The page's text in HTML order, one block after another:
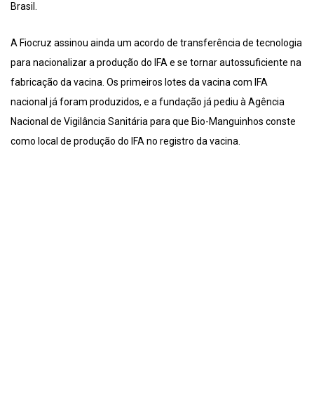
Brasil.
A Fiocruz assinou ainda um acordo de transferência de tecnologia
para nacionalizar a produção do IFA e se tornar autossuficiente na
fabricação da vacina. Os primeiros lotes da vacina com IFA
nacional já foram produzidos, e a fundação já pediu à Agência
Nacional de Vigilância Sanitária para que Bio-Manguinhos conste
como local de produção do IFA no registro da vacina.